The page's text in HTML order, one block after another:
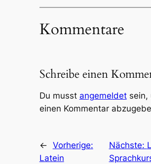
Kommentare
Schreibe einen
Du musst angemeldetsein,
einen Kommentar
← Vorherige:
Latein
Nächste: